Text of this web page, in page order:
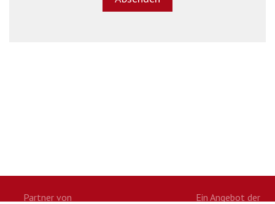
Partner von Ein Angebot der